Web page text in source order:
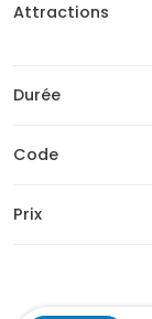
Attractions
Durée
Code
Prix